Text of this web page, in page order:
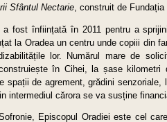
Sfântul Nectarie, construit de Fundația
a fost înființată în 2011 pentru a
la Oradea un centru unde copiii din
lor. Numărul mare de
în Cihei, la șase kilometri
spații de agrement, grădini
intermediul cărora se va susține
Episcopul Oradiei este cel